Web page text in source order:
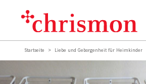
Startseite Liebe und Geborgenheit für Heimkinder